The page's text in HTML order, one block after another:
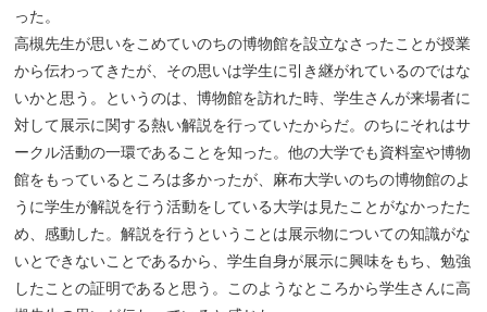
った。
高槻先生が思いをこめていのちの博物館を設立なさったことが授業
から伝わってきたが、その思いは学生に引き継がれているのではな
いかと思う。というのは、博物館を訪れた時、学生さんが来場者に
対して展示に関する熱い解説を行っていたからだ。のちにそれはサ
ークル活動の一環であることを知った。他の大学でも資料室や博物
館をもっているところは多かったが、麻布大学いのちの博物館のよ
うに学生が解説を行う活動をしている大学は見たことがなかったた
め、感動した。解説を行うということは展示物についての知識がな
いとできないことであるから、学生自身が展示に興味をもち、勉強
したことの証明であると思う。このようなところから学生さんに高